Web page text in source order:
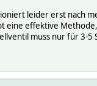
leider erst nach
effektive
muss nur für